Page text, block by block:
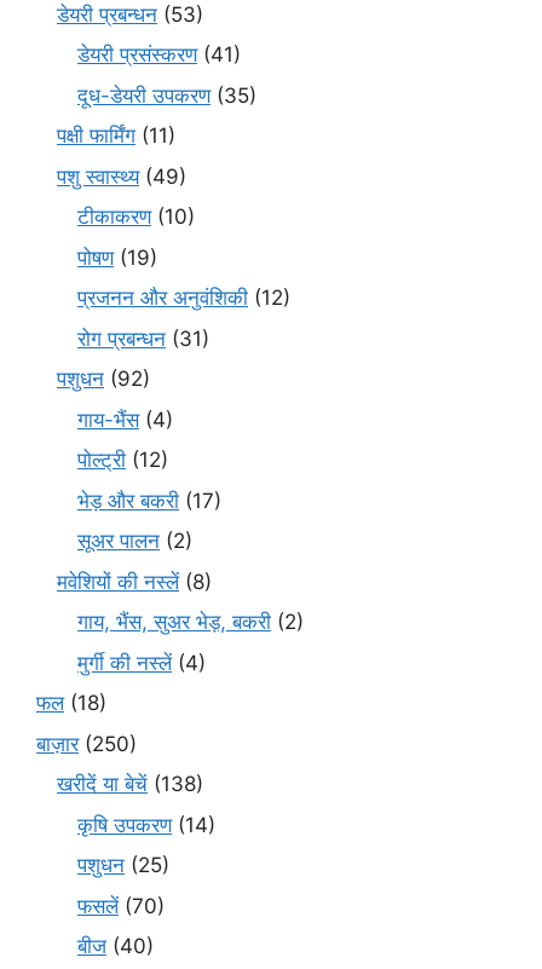
डेयरी प्रबन्धन (53)
डेयरी प्रसंस्करण(41)
दूध-डेयरी उपकरण(35)
पक्षी फार्मिंग (11)
पशु स्वास्थ्य(49)
टीकाकरण(10)
पोषण(19)
प्रजनन और अनुवंशिकी (12)
रोग प्रबन्धन (31)
पशुधन (92)
गाय-भैंस(4)
पोल्ट्री (12)
भेड़ और बकरी (17)
सूअर पालन (2)
मवेशियों की नस्लें(8)
गाय, भैंस, सुअर भेड़, बकरी (2)
मुर्गी की नस्लें(4)
फल(18)
बाज़ार(250)
खरीदें या बेचें (138)
कृषि उपकरण(14)
पशुधन (25)
फसलें(70)
बीज (40)